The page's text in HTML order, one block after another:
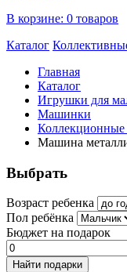
В корзине: 0 товаров
Каталог
Главная
Каталог
Игрушки для
Машинки
Коллекционные
Машина
Выбрать
Возраст ребенка
Пол ребёнка
Бюджет на подарок
Найти подарки